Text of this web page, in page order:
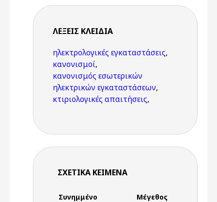
ΛΈΞΕΙΣ KΛΕΙΔΙΆ
ηλεκτρολογικές εγκαταστάσεις,
κανονισμοί,
κανονισμός εσωτερικών
ηλεκτρικών εγκαταστάσεων,
κτιριολογικές απαιτήσεις,
ΣΧΕΤΙΚΆ ΚΕΊΜΕΝΑ
Συνημμένο Μέγεθος